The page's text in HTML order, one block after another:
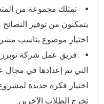
تمتلك مجموعة من
يتمكنون من توفير
اختيار موضوع يناسب
فريق عمل شركة توبرز
التي تم إعدادها في
اختيار فكرة جديدة
تخرج الطلاب الآخرين.